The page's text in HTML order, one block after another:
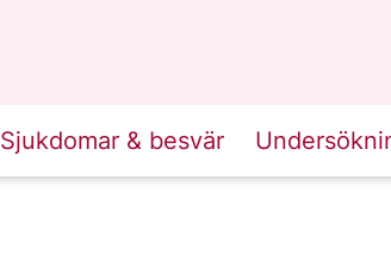
Sjukdomar & besvär